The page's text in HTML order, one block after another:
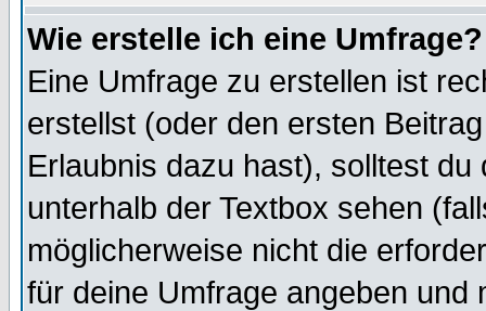
Wie erstelle ich eine Umfrage?
Eine Umfrage zu erstellen ist
erstellst (oder den ersten
Erlaubnis dazu hast), solltest
unterhalb der Textbox sehen
möglicherweise nicht die
für deine Umfrage angeben und